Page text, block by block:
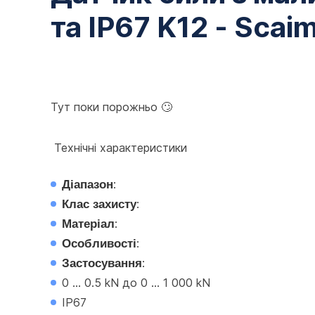
та IP67 K12 -
Тут поки порожньо 🙄
Технічні характеристики
Діапазон:
Клас захисту:
Матеріал:
Особливості:
Застосування:
0 ... 0.5 kN до 0 ... 1 000 kN
IP67